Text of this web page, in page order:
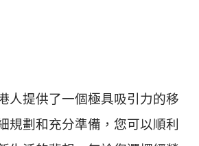
人提供了一個極具吸引力的移
規劃和充分準備，您可以順利